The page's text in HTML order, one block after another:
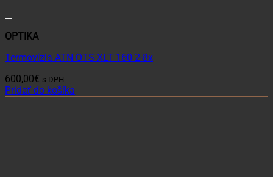
OPTIKA
Termovízia ATN OTS-XLT 160 2-8x
600,00€ s DPH
Pridať do košíka